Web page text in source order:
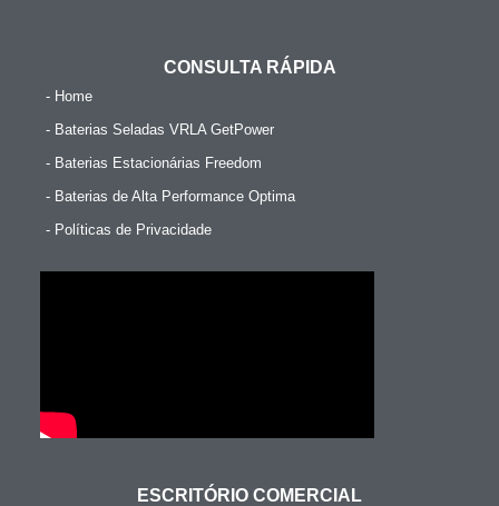
CONSULTA RÁPIDA
- Home
- Baterias Seladas VRLA GetPower
- Baterias Estacionárias Freedom
- Baterias de Alta Performance Optima
- Políticas de Privacidade
ESCRITÓRIO COMERCIAL